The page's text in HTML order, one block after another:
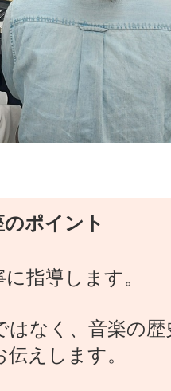
ポイント
指導します。
はなく、音楽の歴
えします。